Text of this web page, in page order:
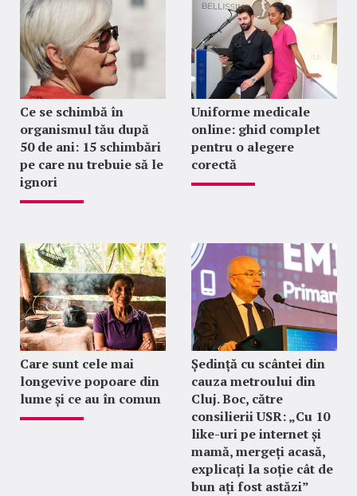
Ce se schimbă în
organismul tău după
50 de ani: 15 schimbări
pe care nu trebuie să le
ignori
Uniforme medicale
online: ghid complet
pentru o alegere
corectă
Care sunt cele mai
longevive popoare din
lume și ce au în comun
Ședință cu scântei din
cauza metroului din
Cluj. Boc, către
consilierii USR: „Cu 10
like-uri pe internet și
mamă, mergeți acasă,
explicați la soție cât de
bun ați fost astăzi”